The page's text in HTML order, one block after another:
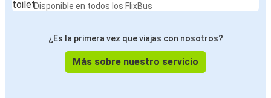
Disponible en todos los FlixBus
¿Es la primera vez que viajas con nosotros?
Más sobre nuestro servicio